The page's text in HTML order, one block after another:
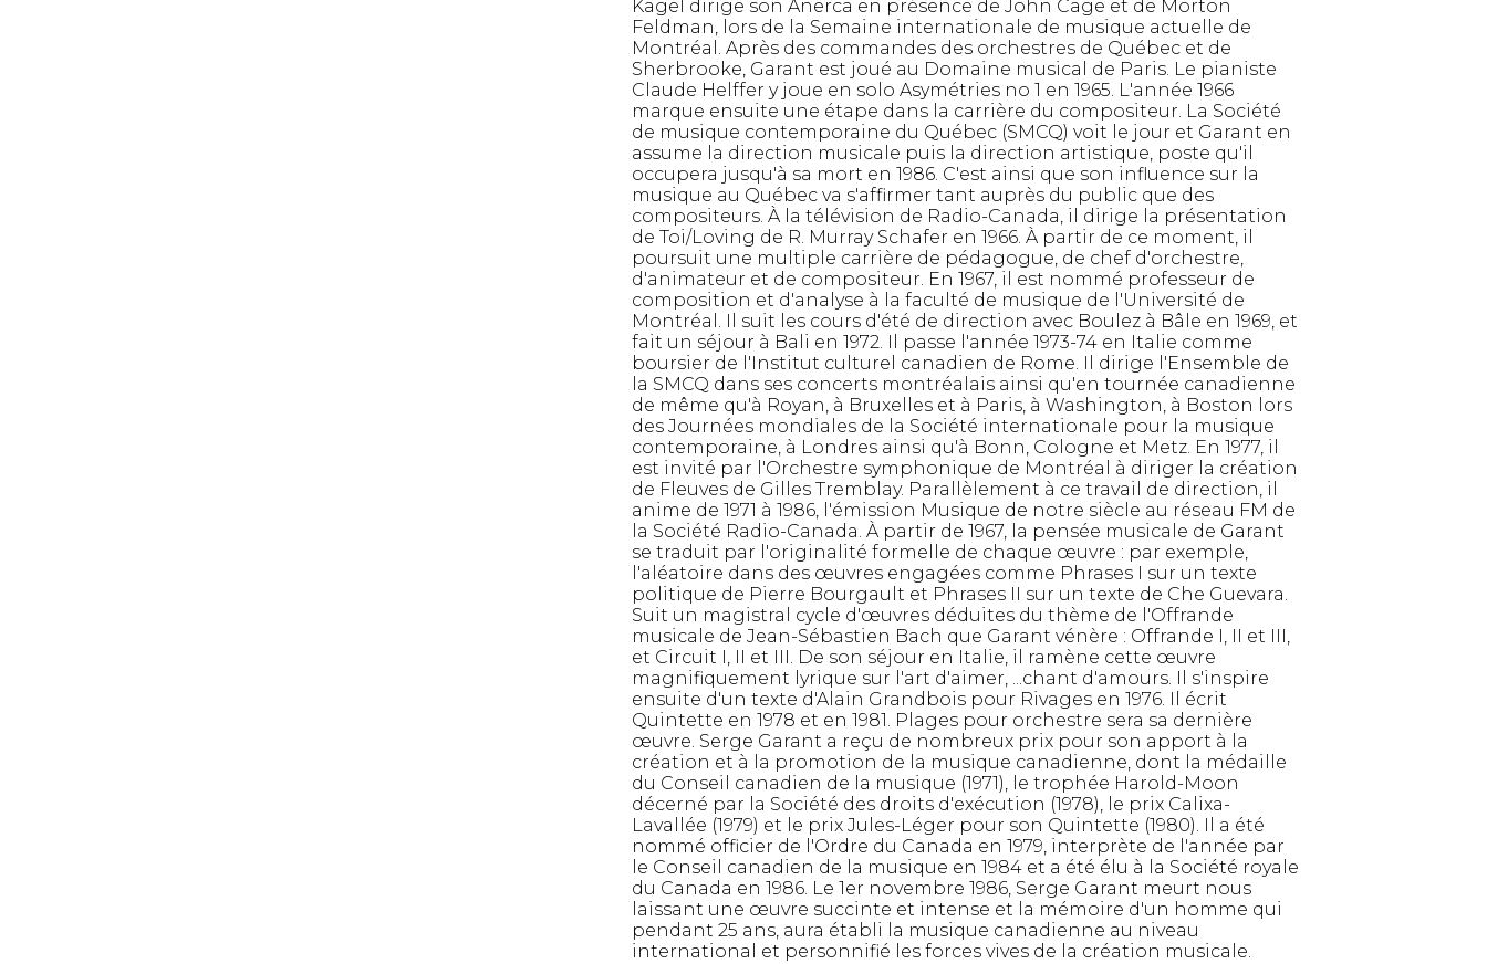
Kagel dirige son Anerca en présence de John Cage et de Morton
Feldman, lors de la Semaine internationale de musique actuelle de
Montréal. Après des commandes des orchestres de Québec et de
Sherbrooke, Garant est joué au Domaine musical de Paris. Le pianiste
Claude Helffer y joue en solo Asymétries no 1 en 1965. L'année 1966
marque ensuite une étape dans la carrière du compositeur. La Société
de musique contemporaine du Québec (SMCQ) voit le jour et Garant en
assume la direction musicale puis la direction artistique, poste qu'il
occupera jusqu'à sa mort en 1986. C'est ainsi que son influence sur la
musique au Québec va s'affirmer tant auprès du public que des
compositeurs. À la télévision de Radio-Canada, il dirige la présentation
de Toi/Loving de R. Murray Schafer en 1966. À partir de ce moment, il
poursuit une multiple carrière de pédagogue, de chef d'orchestre,
d'animateur et de compositeur. En 1967, il est nommé professeur de
composition et d'analyse à la faculté de musique de l'Université de
Montréal. Il suit les cours d'été de direction avec Boulez à Bâle en 1969, et
fait un séjour à Bali en 1972. Il passe l'année 1973-74 en Italie comme
boursier de l'Institut culturel canadien de Rome. Il dirige l'Ensemble de
la SMCQ dans ses concerts montréalais ainsi qu'en tournée canadienne
de même qu'à Royan, à Bruxelles et à Paris, à Washington, à Boston lors
des Journées mondiales de la Société internationale pour la musique
contemporaine, à Londres ainsi qu'à Bonn, Cologne et Metz. En 1977, il
est invité par l'Orchestre symphonique de Montréal à diriger la création
de Fleuves de Gilles Tremblay. Parallèlement à ce travail de direction, il
anime de 1971 à 1986, l'émission Musique de notre siècle au réseau FM de
la Société Radio-Canada. À partir de 1967, la pensée musicale de Garant
se traduit par l'originalité formelle de chaque œuvre : par exemple,
l'aléatoire dans des œuvres engagées comme Phrases I sur un texte
politique de Pierre Bourgault et Phrases II sur un texte de Che Guevara.
Suit un magistral cycle d'œuvres déduites du thème de l'Offrande
musicale de Jean-Sébastien Bach que Garant vénère : Offrande I, II et III,
et Circuit I, II et III. De son séjour en Italie, il ramène cette œuvre
magnifiquement lyrique sur l'art d'aimer, ...chant d'amours. Il s'inspire
ensuite d'un texte d'Alain Grandbois pour Rivages en 1976. Il écrit
Quintette en 1978 et en 1981. Plages pour orchestre sera sa dernière
œuvre. Serge Garant a reçu de nombreux prix pour son apport à la
création et à la promotion de la musique canadienne, dont la médaille
du Conseil canadien de la musique (1971), le trophée Harold-Moon
décerné par la Société des droits d'exécution (1978), le prix Calixa-
Lavallée (1979) et le prix Jules-Léger pour son Quintette (1980). Il a été
nommé officier de l'Ordre du Canada en 1979, interprète de l'année par
le Conseil canadien de la musique en 1984 et a été élu à la Société royale
du Canada en 1986. Le 1er novembre 1986, Serge Garant meurt nous
laissant une œuvre succinte et intense et la mémoire d'un homme qui
pendant 25 ans, aura établi la musique canadienne au niveau
international et personnifié les forces vives de la création musicale.